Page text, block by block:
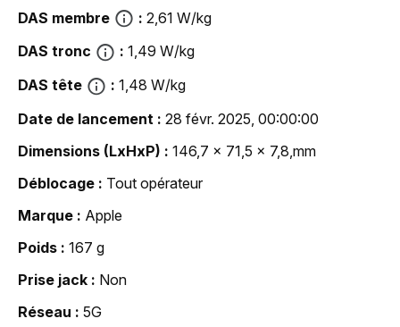
DAS membre
2,61 W/kg
DAS tronc
1,49 W/kg
DAS tête
1,48 W/kg
Date de lancement
28 févr. 2025, 00:00:00
Dimensions (LxHxP)
146,7 x 71,5 x 7,8,mm
Déblocage
Tout opérateur
Marque
Apple
Poids
167 g
Prise jack
Non
Réseau
5G